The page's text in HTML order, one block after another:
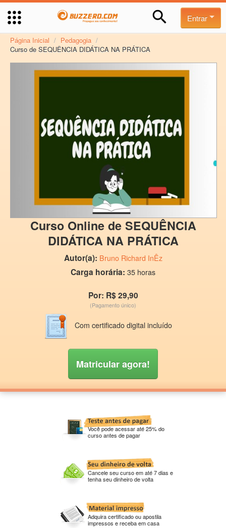
Entrar
Página Inicial / Pedagogia /
Curso de SEQUÊNCIA DIDÁTICA NA PRÁTICA
Curso Online de SEQUÊNCIA
DIDÁTICA NA PRÁTICA
Autor(a): Bruno Richard InÊz
Carga horária: 35 horas
Por: R$ 29,90
(Pagamento único)
Com certificado digital incluído
Matricular agora!
Você pode acessar até 25% do
curso antes de pagar
Cancele seu curso em até 7 dias e
tenha seu dinheiro de volta
Adquira certificado ou apostila
impressos e receba em casa